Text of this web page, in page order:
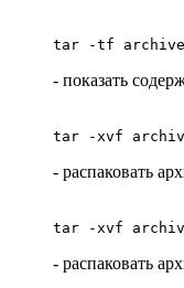
tar -tf
- показать
tar -xvf
- распаковать
tar -xvf
- распаковать